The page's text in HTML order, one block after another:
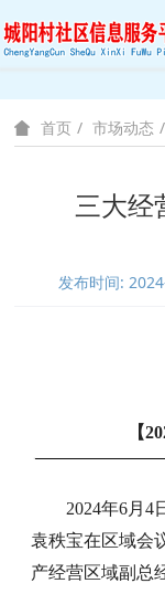
首页 市场动态
三大经
发布时间:
【
2024年6月4
袁秩宝在区域会
产经营区域副总